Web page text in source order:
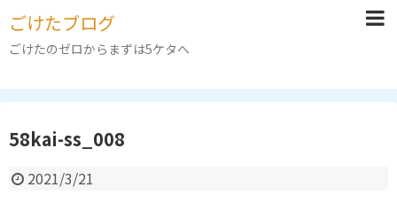
ごけたブログ
ごけたのゼロからまずは5ケタへ
58kai-ss_008
2021/3/21